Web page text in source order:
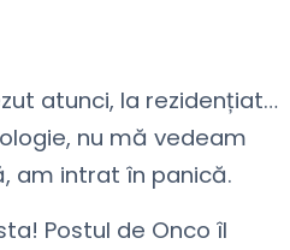
atunci, la rezidențiat…
nu mă vedeam
am intrat în panică.
Postul de Onco îl